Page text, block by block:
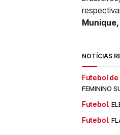
NOTÍCIAS
Futebol de
FEMININO
Futebol.
Futebol.